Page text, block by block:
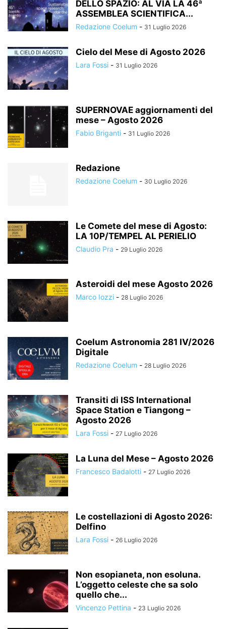
DELLO SPAZIO: AL VIA LA 46ª
ASSEMBLEA SCIENTIFICA...
Redazione Coelum - 31 Luglio 2026
Cielo del Mese di Agosto 2026
Lara Fossi - 31 Luglio 2026
SUPERNOVAE aggiornamenti del
mese – Agosto 2026
Fabio Briganti - 31 Luglio 2026
Redazione
Redazione Coelum - 30 Luglio 2026
Le Comete del mese di Agosto:
LA 10P/TEMPEL AL PERIELIO
Claudio Pra - 29 Luglio 2026
Asteroidi del mese Agosto 2026
Marco Iozzi - 28 Luglio 2026
Coelum Astronomia 281 IV/2026
Digitale
Redazione Coelum - 28 Luglio 2026
Transiti di ISS International
Space Station e Tiangong –
Agosto 2026
Lara Fossi - 27 Luglio 2026
La Luna del Mese – Agosto 2026
Francesco Badalotti - 27 Luglio 2026
Le costellazioni di Agosto 2026:
Delfino
Lara Fossi - 26 Luglio 2026
Non esopianeta, non esoluna.
L’oggetto celeste che sa solo
quello che...
Vincenzo Pettina - 23 Luglio 2026